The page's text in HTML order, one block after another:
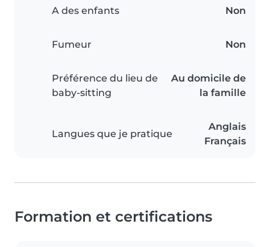
A des enfants Non
Fumeur Non
Préférence du lieu de
baby-sitting
Au domicile de
la famille
Langues que je pratique
Anglais
Français
Formation et certifications